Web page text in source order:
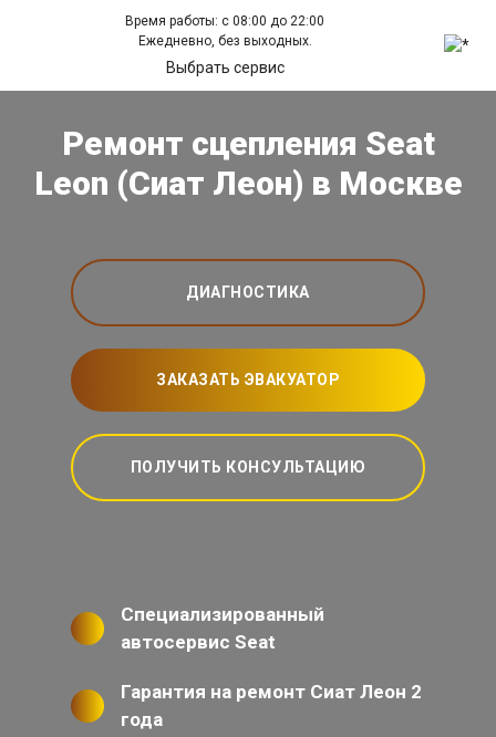
Время работы: с 08:00 до 22:00
Ежедневно, без выходных.
Выбрать сервис
Ремонт сцепления Seat
Leon (Сиат Леон) в Москве
ДИАГНОСТИКА
ЗАКАЗАТЬ ЭВАКУАТОР
ПОЛУЧИТЬ КОНСУЛЬТАЦИЮ
Специализированный
автосервис Seat
Гарантия на ремонт Сиат Леон 2
года